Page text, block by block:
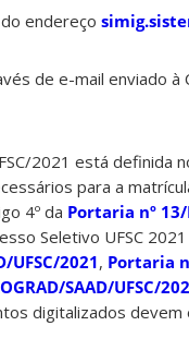
endereço
de e-mail enviado à
2021 está definida
para a
4º da Portaria nº 13/
Seletivo UFSC
UFSC/2021, Portaria
SAAD/UFSC/
digitalizados devem